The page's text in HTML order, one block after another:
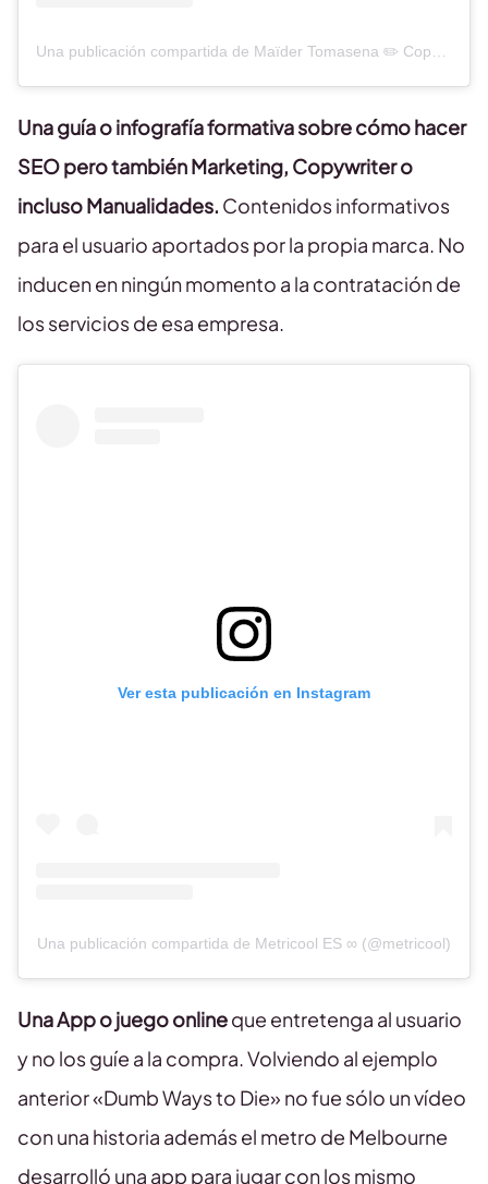
Una publicación compartida de Maïder Tomasena ✏️ Copywriter (@maidertomasena)
Una guía o infografía formativa sobre cómo hacer
SEO pero también Marketing, Copywriter o
incluso Manualidades. Contenidos informativos
para el usuario aportados por la propia marca. No
inducen en ningún momento a la contratación de
los servicios de esa empresa.
Ver esta publicación en Instagram
Una publicación compartida de Metricool ES ∞ (@metricool)
Una App o juego onlineque entretenga al usuario
y no los guíe a la compra. Volviendo al ejemplo
anterior «Dumb Ways to Die» no fue sólo un vídeo
con una historia además el metro de Melbourne
desarrolló una app para jugar con los mismo